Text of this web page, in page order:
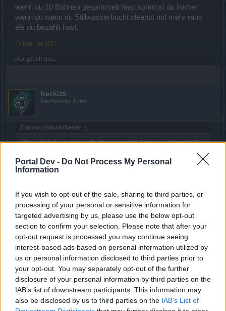
Portal Dev - Do Not Process My Personal
Information
If you wish to opt-out of the sale, sharing to third parties, or
processing of your personal or sensitive information for
targeted advertising by us, please use the below opt-out
section to confirm your selection. Please note that after your
opt-out request is processed you may continue seeing
interest-based ads based on personal information utilized by
us or personal information disclosed to third parties prior to
your opt-out. You may separately opt-out of the further
disclosure of your personal information by third parties on the
IAB’s list of downstream participants. This information may
also be disclosed by us to third parties on the IAB’s List of
wenn du 10 Bohnen gesammelt hast kommst du immer
wenn du wenn du Stillwasserbucht cleanst mit mehr raus
als du bezahlt hast.
19 Februar 2021
eXor gefällt dies.
hecki25
Nachwuchs-Autor
Zitat von jordywinchester: ↑
Mhm, ich habe auch nur die Quest von Jon Sunlair in Kingshill, 50
Dungeons herum und habe gerade mal 26 Bohnen bekommen
(Mode "Qualvoll") durch Brigavik 4x durchgerannt, nicht ein Drop,
Dungeons versucht, Wüste, Chardun, Stillwasser Bucht, Tal der
Stacheln usw...finde ich nicht besonders schön, was gerade
"abgeht"
hab da auch 2 runs gemacht meine ausbeute jeweils eine
bohne direkt am anfang, da hätt ich mir den rest sparen
können
19 Februar 2021
jordywinchester gefällt dies.